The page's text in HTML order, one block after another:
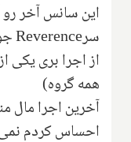
این سانس آخر
سرReverence
از اجرا بری یکی
همه گروه)
آخرین اجرا مال
احساس کردم